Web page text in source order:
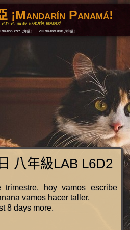
¡Mandarín Panamá!
ES MUNDO MANDARÍN! ¡BIENVENIDO!
GRADO 7777 七年級！ VIII GRADO 8888 八年級！
八年級LAB L6D2
trimestre, hoy vamos escribe
vamos hacer taller.
8 days more.